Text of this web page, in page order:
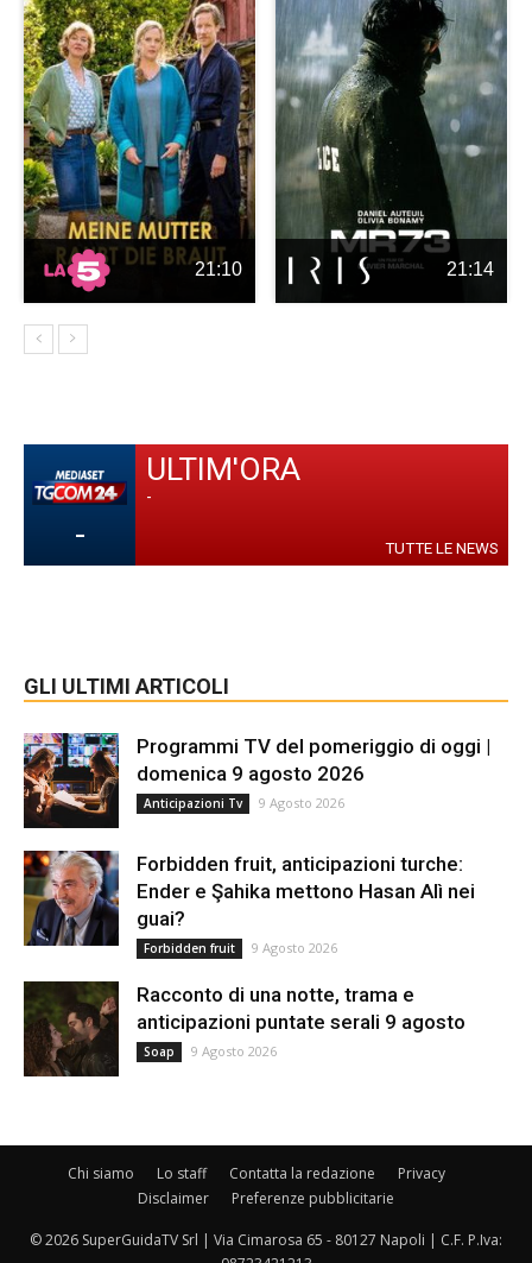
21:10 21:14
-
ULTIM'ORA
-
TUTTE LE NEWS
GLI ULTIMI ARTICOLI
Programmi TV del pomeriggio di oggi |
domenica 9 agosto 2026
Anticipazioni Tv 9 Agosto 2026
Forbidden fruit, anticipazioni turche:
Ender e Şahika mettono Hasan Alì nei
guai?
Forbidden fruit 9 Agosto 2026
Racconto di una notte, trama e
anticipazioni puntate serali 9 agosto
Soap 9 Agosto 2026
Chi siamo Lo staff Contatta la redazione
Privacy
Disclaimer
Preferenze pubblicitarie
© 2026 SuperGuidaTV Srl | Via Cimarosa 65 - 80127 Napoli | C.F. P.Iva: